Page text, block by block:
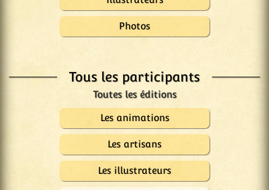
Photos
Tous les participants
Les animations
Les artisans
Les illustrateurs